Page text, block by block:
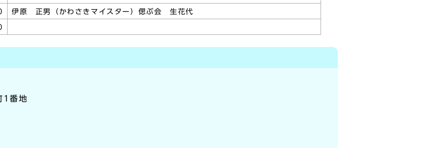
伊原 正男（かわさきマイスター）偲ぶ会 生花代
1番地